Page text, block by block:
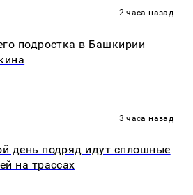
2 часа назад
подростка в Башкирии
3 часа назад
день подряд идут сплошные
на трассах